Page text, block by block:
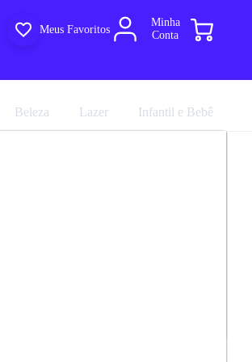
Meus Favoritos
Minha
Conta
Beleza Lazer Infantil e Bebê